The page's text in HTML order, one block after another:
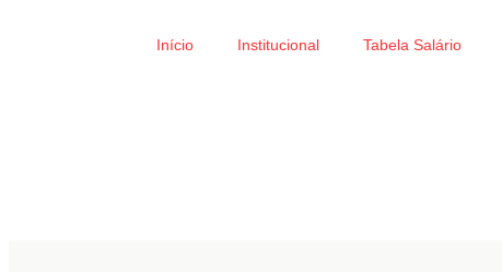
Início Institucional Tabela Salário